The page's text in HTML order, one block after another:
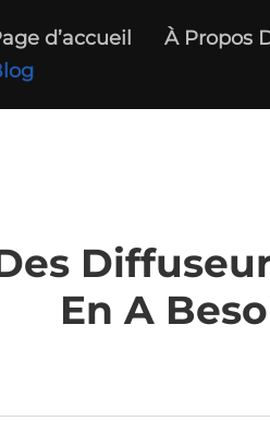
d’accueil À Propos
En A